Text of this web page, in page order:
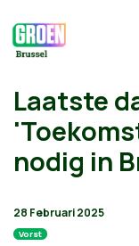
Laatste
nodig in
28 Februari 2025
Vorst